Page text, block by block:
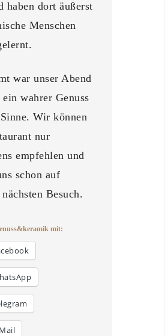
haben dort äußerst
Menschen
war unser Abend
wahrer Genuss
Wir können
nur
empfehlen und
schon auf
Besuch.
mit: